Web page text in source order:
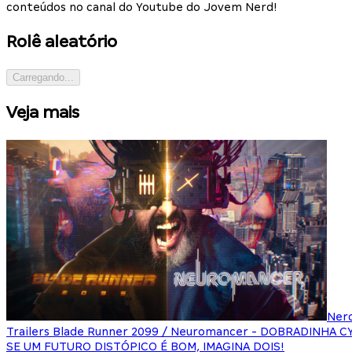
conteúdos no canal do Youtube do Jovem Nerd!
Rolê aleatório
Carregando...
Veja mais
Trailers Blade Runner 2099 / Neuromancer - DOBRADINHA
SE UM FUTURO DISTÓPICO É BOM, IMAGINA DOIS!